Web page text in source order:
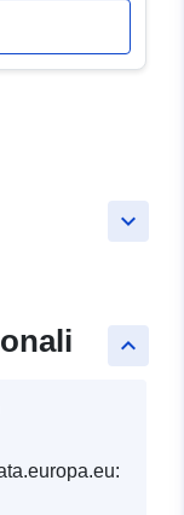
keyboard_arrow_down
keyboard_arrow_up